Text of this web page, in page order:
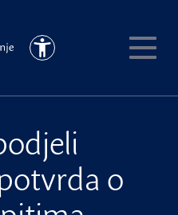
Pristupačnost
o